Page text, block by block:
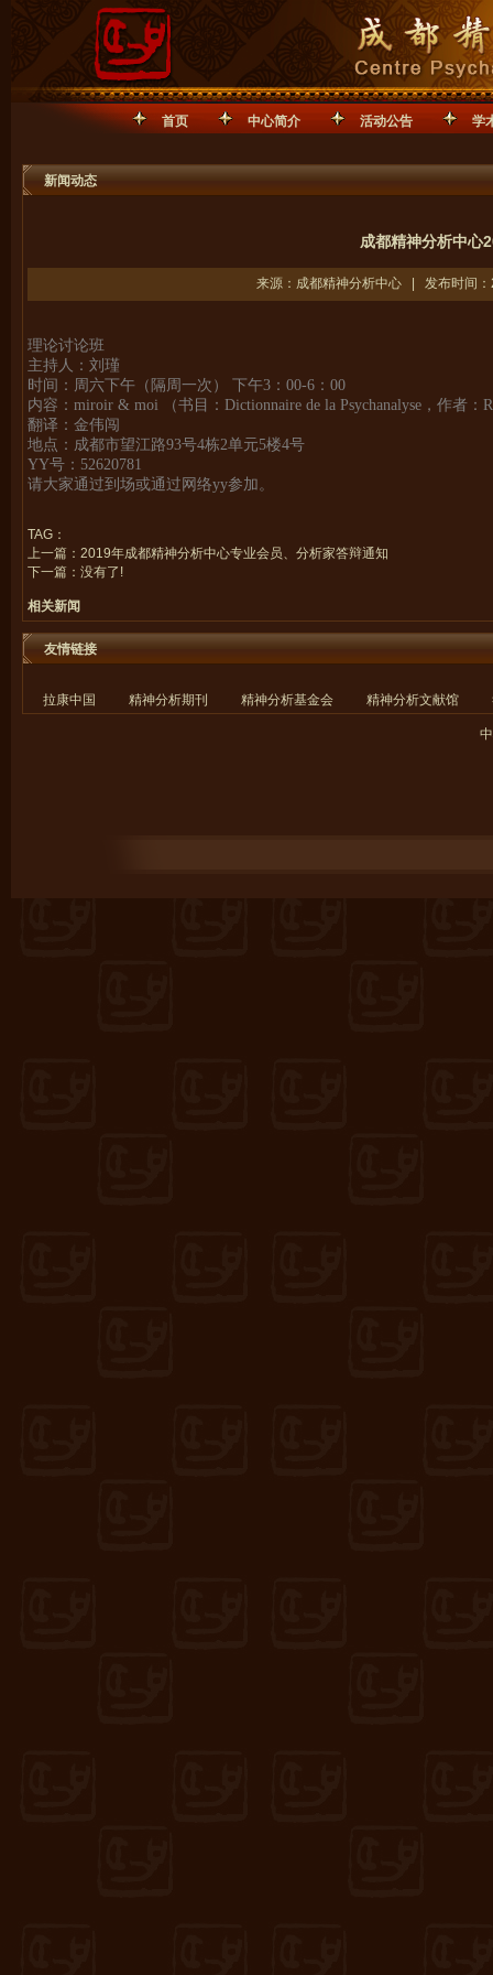
首页 中心简介 活动公告 学
新闻动态
成都精神分析中心
来源：成都精神分析中心 | 发布时间
理论讨论班
主持人：刘瑾
时间：周六下午（隔周一次） 下午3：00-6：00
内容：miroir & moi （书目：Dictionnaire de la Psychanalyse，作者：
翻译：金伟闯
地点：成都市望江路93号4栋2单元5楼4号
YY号：52620781
请大家通过到场或通过网络yy参加。
TAG：
上一篇： 2019年成都精神分析中心专业会员、分析家答辩通知
下一篇：没有了!
相关新闻
友情链接
拉康中国 精神分析期刊 精神分析基金会 精神分析文献馆